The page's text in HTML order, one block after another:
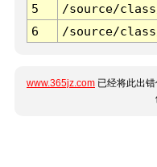
5
/source/
6
/source/
www.365jz.com 已经将此出